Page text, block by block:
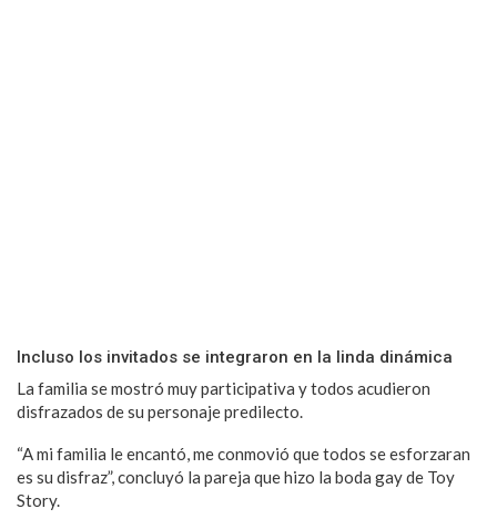
Incluso los invitados se integraron en la linda dinámica
La familia se mostró muy participativa y todos acudieron
disfrazados de su personaje predilecto.
“A mi familia le encantó, me conmovió que todos se esforzaran
es su disfraz”, concluyó la pareja que hizo la boda gay de Toy
Story.